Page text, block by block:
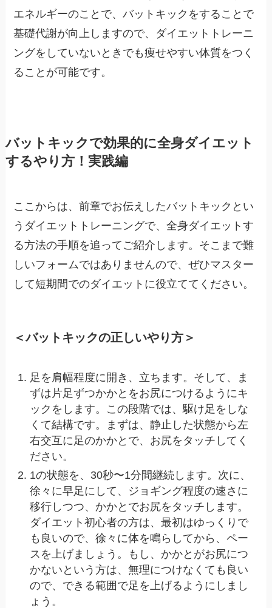
エネルギーのことで、バットキックをすることで
基礎代謝が向上しますので、ダイエットトレーニ
ングをしていないときでも痩せやすい体質をつく
ることが可能です。
バットキックで効果的に全身ダイエット
するやり方！実践編
ここからは、前章でお伝えしたバットキックとい
うダイエットトレーニングで、全身ダイエットす
る方法の手順を追ってご紹介します。そこまで難
しいフォームではありませんので、ぜひマスター
して短期間でのダイエットに役立ててください。
＜バットキックの正しいやり方＞
足を肩幅程度に開き、立ちます。そして、ま
ずは片足ずつかかとをお尻につけるようにキ
ックをします。この段階では、駆け足をしな
くて結構です。まずは、静止した状態から左
右交互に足のかかとで、お尻をタッチしてく
ださい。
1の状態を、30秒〜1分間継続します。次に、
徐々に早足にして、ジョギング程度の速さに
移行しつつ、かかとでお尻をタッチします。
ダイエット初心者の方は、最初はゆっくりで
も良いので、徐々に体を鳴らしてから、ペー
スを上げましょう。もし、かかとがお尻につ
かないという方は、無理につけなくても良い
ので、できる範囲で足を上げるようにしまし
ょう。